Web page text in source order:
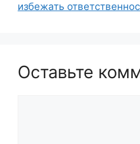
избежать
Оставьте